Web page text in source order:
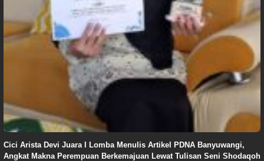
Cici Arista Devi Juara I Lomba Menulis Artikel PDNA Banyuwangi,
Angkat Makna Perempuan Berkemajuan Lewat Tulisan Seni Shodaqoh